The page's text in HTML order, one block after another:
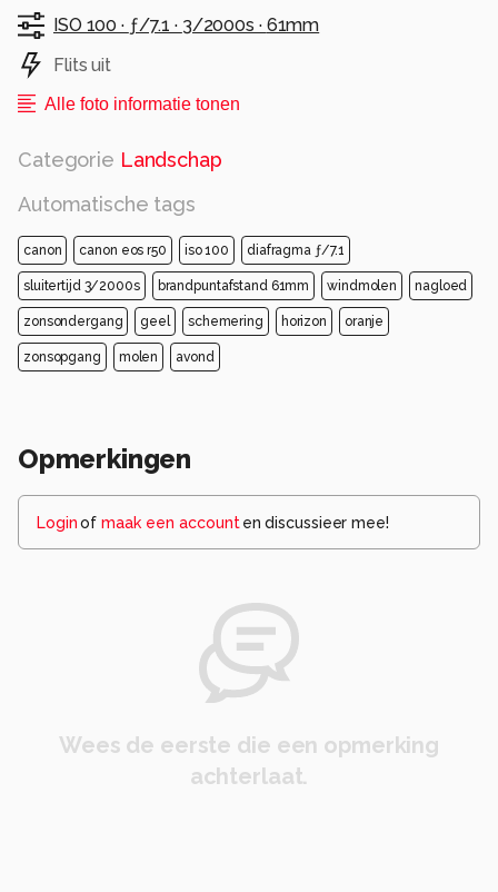
ISO 100 · ƒ/7.1 · 3/2000s · 61mm
Flits uit
Alle foto informatie tonen
Categorie Landschap
Automatische tags
canon canon eos r50 iso 100 diafragma ƒ/7.1
sluitertijd 3/2000s brandpuntafstand 61mm windmolen nagloed
zonsondergang geel schemering horizon oranje
zonsopgang molen avond
Opmerkingen
Loginof maak een account en discussieer mee!
Wees de eerste die een opmerking
achterlaat.